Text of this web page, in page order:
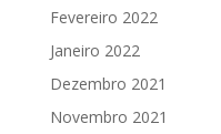
Fevereiro 2022
Janeiro 2022
Dezembro 2021
Novembro 2021